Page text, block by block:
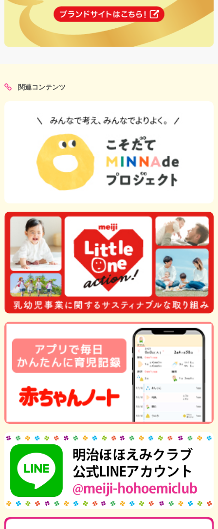
関連コンテンツ